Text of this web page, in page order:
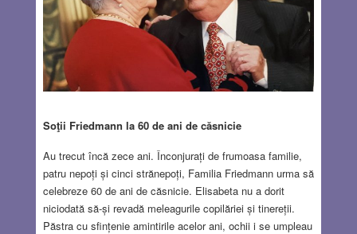
Soţii Friedmann la 60 de ani de căsnicie
Au trecut încă zece ani. Înconjurați de frumoasa familie,
patru nepoți și cinci strănepoți, Familia Friedmann urma să
celebreze 60 de ani de căsnicie. Elisabeta nu a dorit
niciodată să-și revadă meleagurile copilăriei și tinereții.
Păstra cu sfințenie amintirile acelor ani, ochii i se umpleau